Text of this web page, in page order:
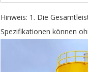
Hinweis: 1. Die
Spezifikationen können